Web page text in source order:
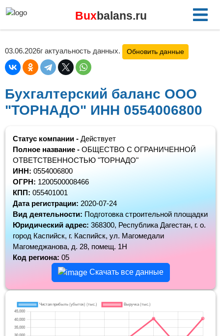
Buxbalans.ru
03.06.2026г актуальность данных. Обновить данные
Бухгалтерский баланс ООО
"ТОРНАДО" ИНН 0554006800
Статус компании - Действует
Полное название - ОБЩЕСТВО С ОГРАНИЧЕННОЙ
ОТВЕТСТВЕННОСТЬЮ "ТОРНАДО"
ИНН: 0554006800
ОГРН: 1200500008466
КПП: 055401001
Дата регистрации: 2020-07-24
Вид деятельности: Подготовка строительной площадки
Юридический адрес: 368300, Республика Дагестан, г. о.
город Каспийск, г. Каспийск, ул. Магомедали
Магомеджанова, д. 28, помещ. 1Н
Код региона: 05
Скачать все данные